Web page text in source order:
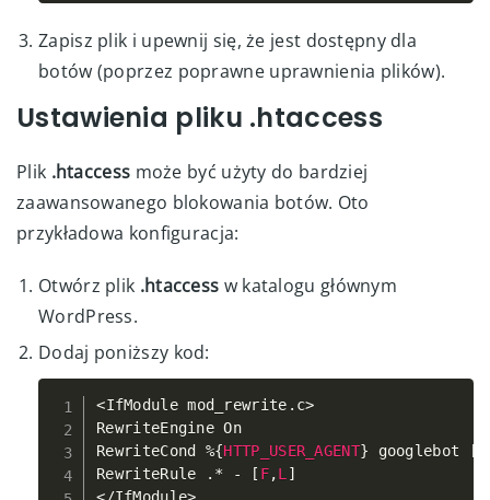
Zapisz plik i upewnij się, że jest dostępny dla
botów (poprzez poprawne uprawnienia plików).
Ustawienia pliku .htaccess
Plik .htaccess może być użyty do bardziej
zaawansowanego blokowania botów. Oto
przykładowa konfiguracja:
Otwórz plik .htaccess w katalogu głównym
WordPress.
Dodaj poniższy kod:
<IfModule mod_rewrite . c>
RewriteEngine On
RewriteCond %{HTTP_USER_AGENT} googlebot
RewriteRule
. * - [ F,L ]